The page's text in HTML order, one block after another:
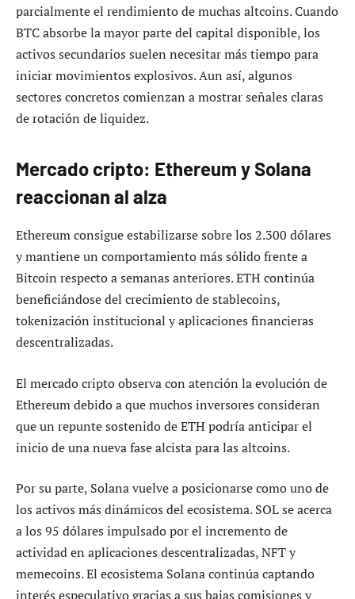
parcialmente el rendimiento de muchas altcoins. Cuando
BTC absorbe la mayor parte del capital disponible, los
activos secundarios suelen necesitar más tiempo para
iniciar movimientos explosivos. Aun así, algunos
sectores concretos comienzan a mostrar señales claras
de rotación de liquidez.
Mercado cripto: Ethereum y Solana
reaccionan al alza
Ethereum consigue estabilizarse sobre los 2.300 dólares
y mantiene un comportamiento más sólido frente a
Bitcoin respecto a semanas anteriores. ETH continúa
beneficiándose del crecimiento de stablecoins,
tokenización institucional y aplicaciones financieras
descentralizadas.
El mercado cripto observa con atención la evolución de
Ethereum debido a que muchos inversores consideran
que un repunte sostenido de ETH podría anticipar el
inicio de una nueva fase alcista para las altcoins.
Por su parte, Solana vuelve a posicionarse como uno de
los activos más dinámicos del ecosistema. SOL se acerca
a los 95 dólares impulsado por el incremento de
actividad en aplicaciones descentralizadas, NFT y
memecoins. El ecosistema Solana continúa captando
interés especulativo gracias a sus bajas comisiones y